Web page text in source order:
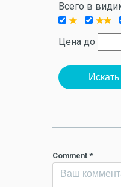
Всего в
Цена до
Искать
Comment *